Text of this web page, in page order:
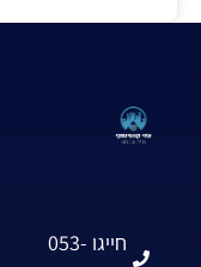
חייגו 053-